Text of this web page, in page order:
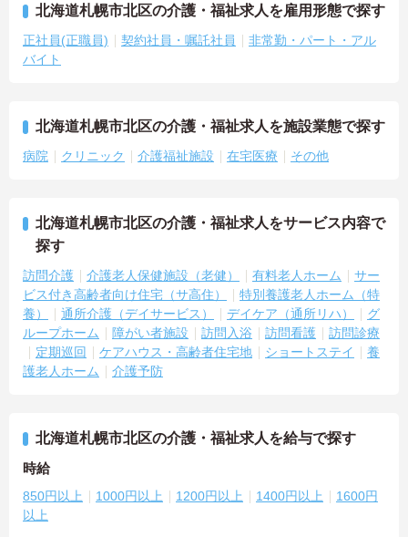
北海道札幌市北区の介護・福祉求人を雇用形態で探す
正社員(正職員) 契約社員・嘱託社員
非常勤・パート・アル
バイト
北海道札幌市北区の介護・福祉求人を施設業態で探す
病院 クリニック 介護福祉施設 在宅医療 その他
北海道札幌市北区の介護・福祉求人をサービス内容で
探す
訪問介護 介護老人保健施設（老健） 有料老人ホーム
サー
ビス付き高齢者向け住宅（サ高住）
特別養護老人ホーム（特
養）
通所介護（デイサービス） デイケア（通所リハ）
グ
ループホーム
障がい者施設 訪問入浴 訪問看護
訪問診療
定期巡回
ケアハウス・高齢者住宅地 ショートステイ
養
護老人ホーム
介護予防
北海道札幌市北区の介護・福祉求人を給与で探す
時給
850円以上 1000円以上 1200円以上 1400円以上
1600円
以上